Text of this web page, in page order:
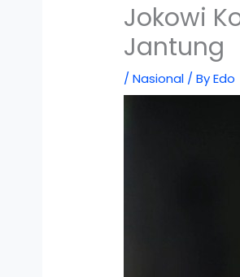
Jokowi
Jantung
/Nasional / ByEdo